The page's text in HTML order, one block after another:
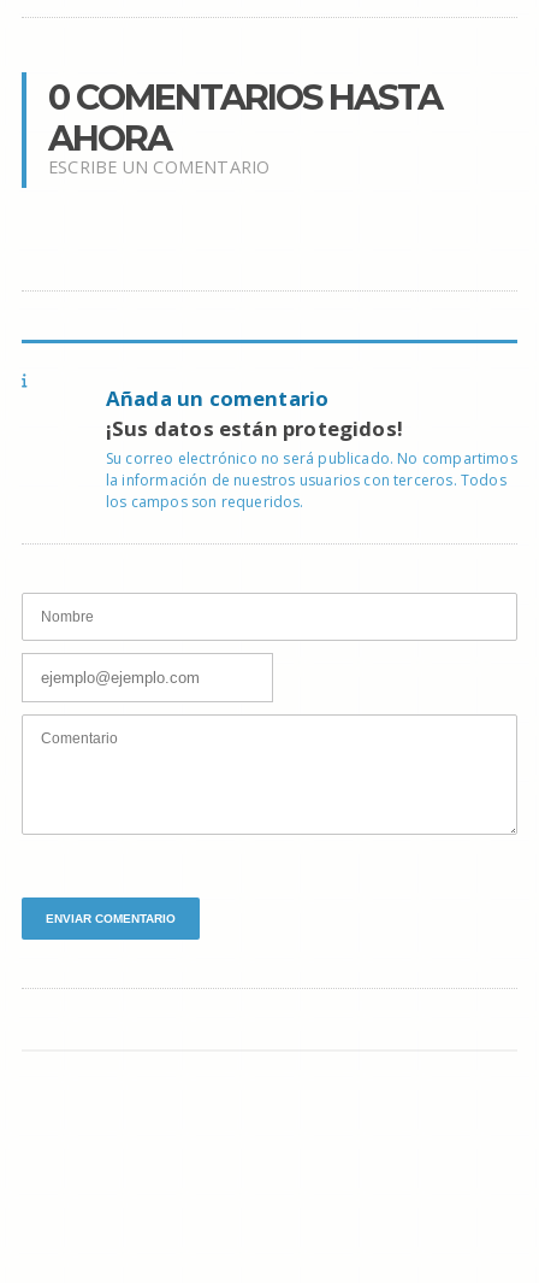
0 COMENTARIOS HASTA
AHORA
ESCRIBE UN COMENTARIO
Añada un comentario
¡Sus datos están protegidos!
Su correo electrónico no será publicado. No compartimos
la información de nuestros usuarios con terceros. Todos
los campos son requeridos.